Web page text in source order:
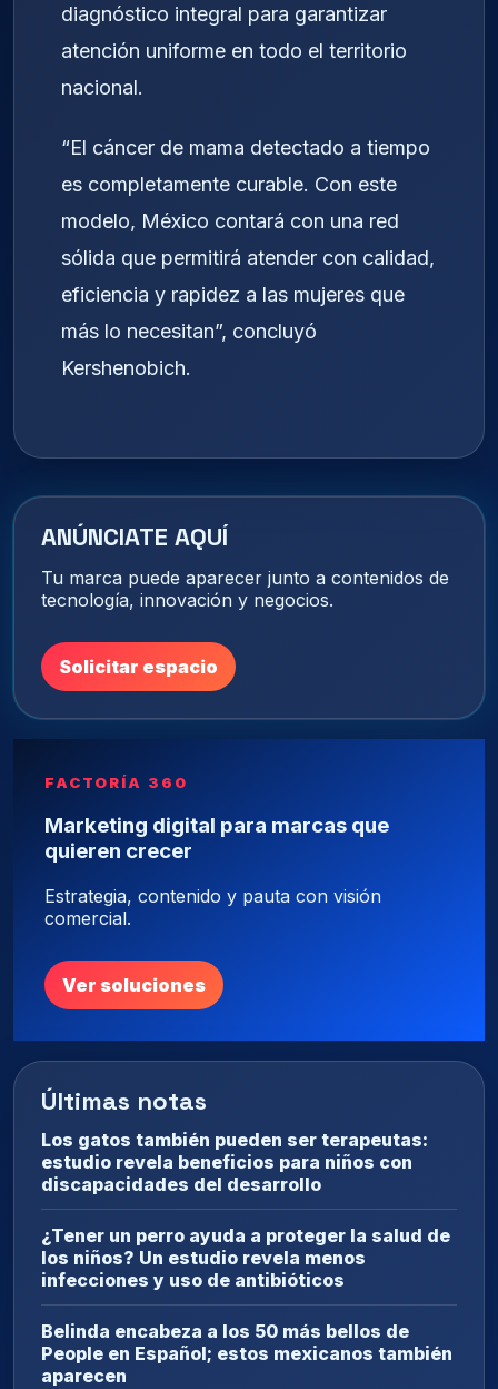
diagnóstico integral para garantizar
atención uniforme en todo el territorio
nacional.
“El cáncer de mama detectado a tiempo
es completamente curable. Con este
modelo, México contará con una red
sólida que permitirá atender con calidad,
eficiencia y rapidez a las mujeres que
más lo necesitan”, concluyó
Kershenobich.
ANÚNCIATE AQUÍ
Tu marca puede aparecer junto a contenidos de
tecnología, innovación y negocios.
Solicitar espacio
FACTORÍA 360
Marketing digital para marcas que
quieren crecer
Estrategia, contenido y pauta con visión
comercial.
Ver soluciones
Últimas notas
Los gatos también pueden ser terapeutas:
estudio revela beneficios para niños con
discapacidades del desarrollo
¿Tener un perro ayuda a proteger la salud de
los niños? Un estudio revela menos
infecciones y uso de antibióticos
Belinda encabeza a los 50 más bellos de
People en Español; estos mexicanos también
aparecen